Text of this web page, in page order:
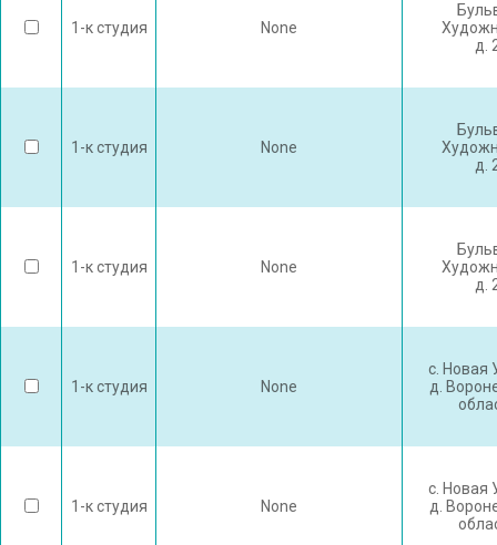
1-к студия None
д.
1-к студия None
д.
1-к студия None
д.
1-к студия None
с. Новая
д.
1-к студия None
с. Новая
д.